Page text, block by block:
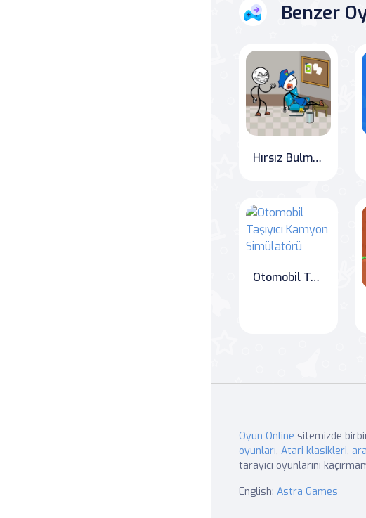
Benzer
Hırsız Bulmaca Online
Otomobil Taşıyıcı Kamyon Simülatörü
Oyun Online sitemizde
oyunları, Atari klasikleri,
tarayıcı oyunlarını
English: Astra Games